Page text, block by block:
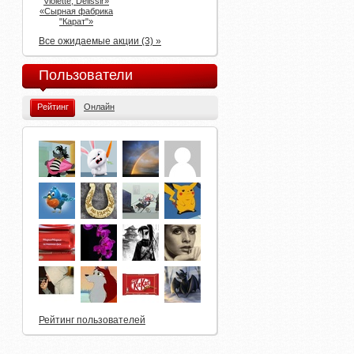
«Сырная фабрика
"Карат"»
Все ожидаемые акции (3) »
Пользователи
Рейтинг Онлайн
Рейтинг пользователей